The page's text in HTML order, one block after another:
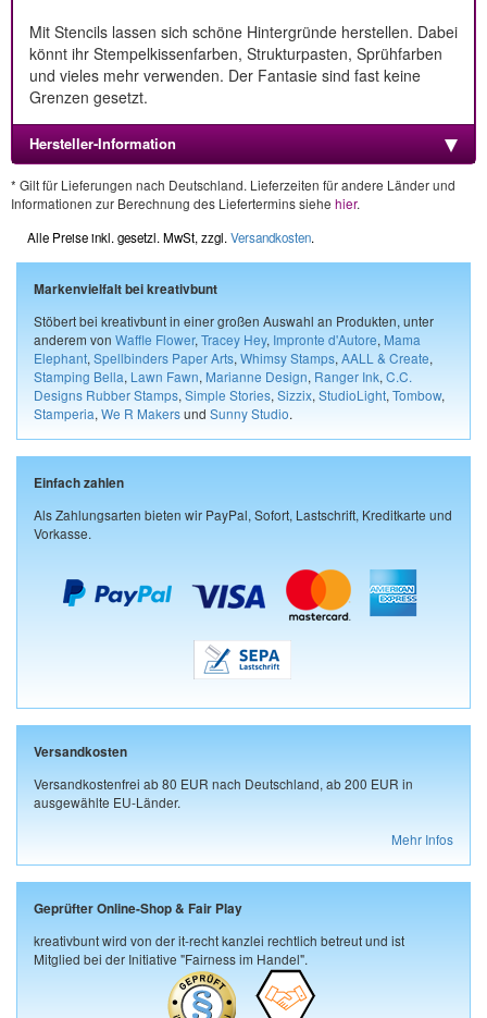
Mit Stencils lassen sich schöne Hintergründe herstellen. Dabei
könnt ihr Stempelkissenfarben, Strukturpasten, Sprühfarben
und vieles mehr verwenden. Der Fantasie sind fast keine
Grenzen gesetzt.
Hersteller-Information
* Gilt für Lieferungen nach Deutschland. Lieferzeiten für andere Länder und
Informationen zur Berechnung des Liefertermins siehe hier.
Alle Preise inkl. gesetzl. MwSt, zzgl. Versandkosten.
Markenvielfalt bei kreativbunt
Stöbert bei kreativbunt in einer großen Auswahl an Produkten, unter
anderem von Waffle Flower, Tracey Hey, Impronte d'Autore, Mama
Elephant, Spellbinders Paper Arts, Whimsy Stamps, AALL & Create,
Stamping Bella, Lawn Fawn, Marianne Design, Ranger Ink, C.C.
Designs Rubber Stamps, Simple Stories, Sizzix, StudioLight, Tombow,
Stamperia, We R Makersund Sunny Studio.
Einfach zahlen
Als Zahlungsarten bieten wir PayPal, Sofort, Lastschrift, Kreditkarte und
Vorkasse.
Versandkosten
Versandkostenfrei ab 80 EUR nach Deutschland, ab 200 EUR in
ausgewählte EU-Länder.
Mehr Infos
Geprüfter Online-Shop & Fair Play
kreativbunt wird von der it-recht kanzlei rechtlich betreut und ist
Mitglied bei der Initiative "Fairness im Handel".